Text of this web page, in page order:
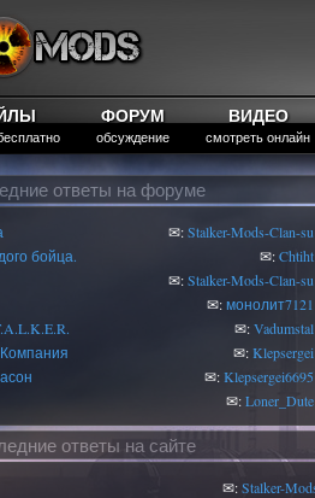
ФОРУМ
обсуждение
ВИДЕО
смотреть онлайн
ответы на форуме
✉:Stalker-Mods-Clan-su
бойца. ✉:Chtiht
✉:Stalker-Mods-Clan-su
✉:монолит7121
✉:Vadumstal
✉:Klepsergei
✉:Klepsergei6695
✉:Loner_Dute
ответы на сайте
✉:Stalker-